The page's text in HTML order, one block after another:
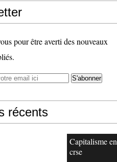
pour être averti des nouveaux
récents
Capitalisme en
crse